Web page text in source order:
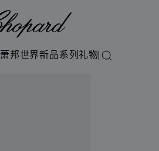
萧邦世界新品系列礼物搜索